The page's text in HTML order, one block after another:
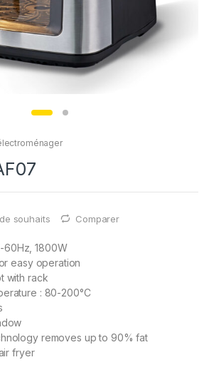
souhaits Comparer
60Hz, 1800W
easy operation
with rack
: 80-200°C
removes up to 90% fat
fryer